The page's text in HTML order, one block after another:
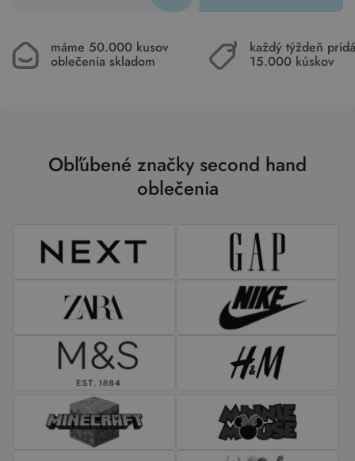
máme 50.000 kusov
oblečenia skladom
každý týždeň
15.000 kúskov
Obľúbené značky second hand
oblečenia